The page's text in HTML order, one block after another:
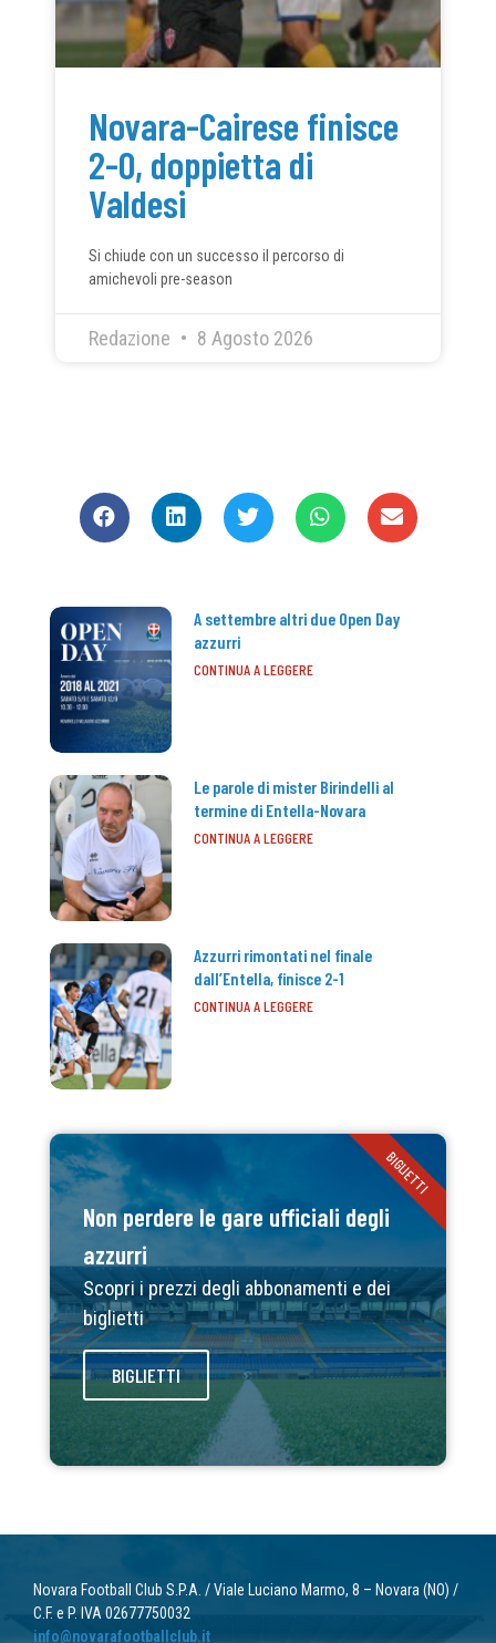
Novara-Cairese finisce
2-0, doppietta di
Valdesi
Si chiude con un successo il percorso di
amichevoli pre-season
Redazione 8 Agosto 2026
A settembre altri due Open Day
azzurri
CONTINUA A LEGGERE
Le parole di mister Birindelli al
termine di Entella-Novara
CONTINUA A LEGGERE
Azzurri rimontati nel finale
dall’Entella, finisce 2-1
CONTINUA A LEGGERE
Non perdere le gare ufficiali degli
azzurri
Scopri i prezzi degli abbonamenti e dei
biglietti
BIGLIETTI
BIGLIETTI
Novara Football Club S.P.A. / Viale Luciano Marmo, 8 – Novara (NO) /
C.F. e P. IVA 02677750032
info@novarafootballclub.it